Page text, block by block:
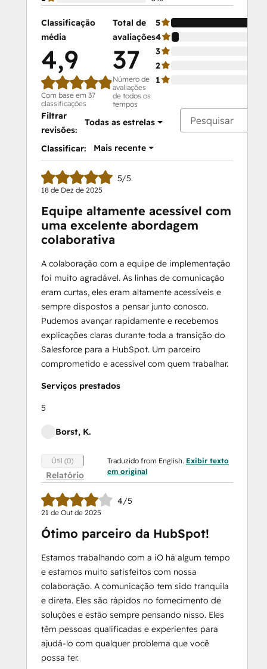
Classificação
média
4,9
Com base em 37
classificações
Total de
avaliações
37
Número de
avaliações
de todos os
tempos
5
4
3
2
1
Filtrar
revisões:
Todas as estrelas
Classificar: Mais recente
5/5
18 de Dez de 2025
Equipe altamente acessível com
uma excelente abordagem
colaborativa
A colaboração com a equipe de implementação
foi muito agradável. As linhas de comunicação
eram curtas, eles eram altamente acessíveis e
sempre dispostos a pensar junto conosco.
Pudemos avançar rapidamente e recebemos
explicações claras durante toda a transição do
Salesforce para a HubSpot. Um parceiro
comprometido e acessível com quem trabalhar.
Serviços prestados
5
Borst, K.
Útil (0)
Relatório
Traduzido from English. Exibir texto
em original
4/5
21 de Out de 2025
Ótimo parceiro da HubSpot!
Estamos trabalhando com a iO há algum tempo
e estamos muito satisfeitos com nossa
colaboração. A comunicação tem sido tranquila
e direta. Eles são rápidos no fornecimento de
soluções e estão sempre pensando nisso. Eles
têm pessoas qualificadas e experientes para
ajudá-lo com qualquer problema que você
possa ter.